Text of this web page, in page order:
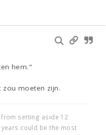
hem."
zou moeten zijn.
setting aside 12
could be the most